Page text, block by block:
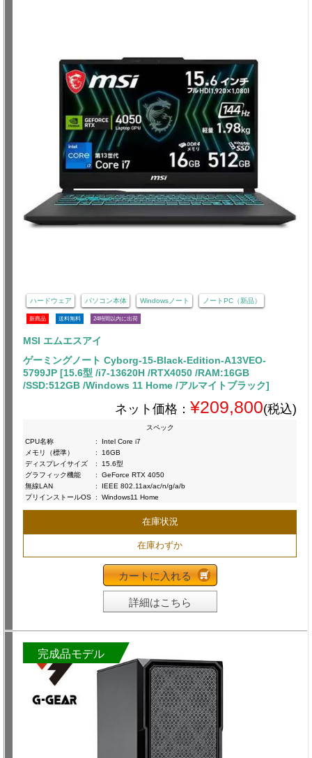
ハードウェア パソコン本体 Windowsノート ノートPC（新品）
新商品 送料無料 24時間以内に出荷
MSI エムエスアイ
ゲーミングノート Cyborg-15-Black-Edition-A13VEO-
5799JP [15.6型 /i7-13620H /RTX4050 /RAM:16GB
/SSD:512GB /Windows 11 Home /アルマイトブラック]
ネット価格： ¥209,800(税込)
スペック
CPU名称
:
Intel Core i7
メモリ（標準）
:
16GB
ディスプレイサイズ
:
15.6型
グラフィック機能
:
GeForce RTX 4050
無線LAN
:
IEEE 802.11ax/ac/n/g/a/b
プリインストールOS : Windows11 Home
在庫状況
在庫わずか
カートに入れる
詳細はこちら
完成品モデル